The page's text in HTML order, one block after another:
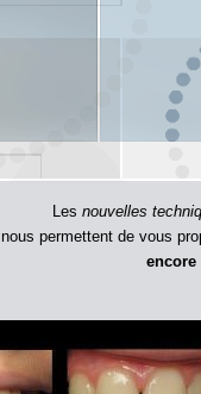
Les nouvelles
nous permettent de vous